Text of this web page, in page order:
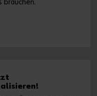
brauchen.